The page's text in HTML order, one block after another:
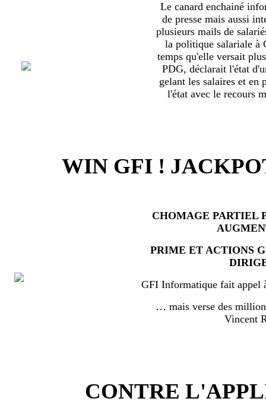
Le canard enchainé
de presse mais aussi
plusieurs mails de
la politique salariale à
temps qu'elle versait
PDG, déclarait l'état
gelant les salaires et en
l'état avec le recours
WIN GFI !
CHOMAGE PARTIEL
PRIME ET ACTIONS
GFI Informatique fait appel
… mais verse des
Vincent
CONTRE